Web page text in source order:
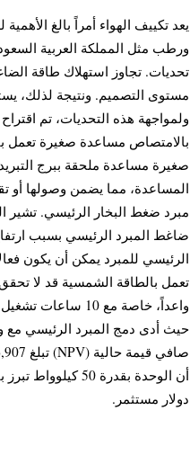
يعد تكييف الهواء أمراً بالغ
ورطب مثل المملكة العربية
تحديات. تجاوز استهلاك طاقة
مستوى التصميم. ونتيجة لذلك،
ولمواجهة هذه التحديات، تم
بالامتصاص مساعدة صغيرة تعمل
صغيرة مساعدة ملحقة ببرج
المساعدة، مما يضمن وصولها أو
مبرد ضغط البخار الرئيسي. تشير
ضاغط المبرد الرئيسي بسبب
الرئيسي للمبرد يمكن أن يكون
تعمل بالطاقة الشمسية قد لا
واعداً، خاصة مع
دولار مستثمر.